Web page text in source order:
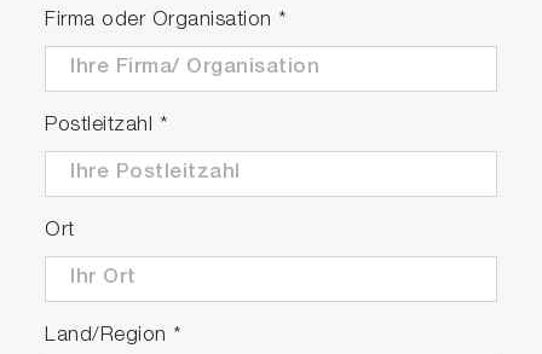
Firma oder Organisation *
Postleitzahl *
Ort
Land/Region *